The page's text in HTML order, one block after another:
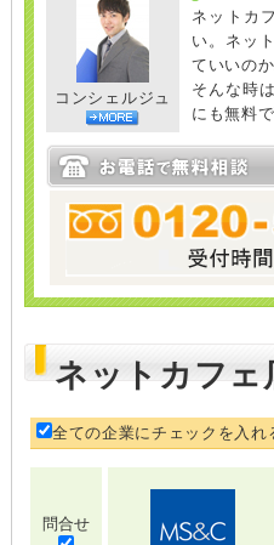
コンシェルジュ
ネットカ
い。ネッ
ていいの
そんな時
にも無料
ネットカフェ
全ての企業にチェックを入れ
問合せ